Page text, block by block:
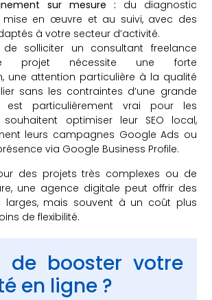
sur mesure : du diagnostic
en œuvre et au suivi, avec des
à votre secteur d’activité.
solliciter un consultant freelance
projet nécessite une forte
une attention particulière à la qualité
sans les contraintes d’une grande
est particulièrement vrai pour les
optimiser leur SEO local,
leurs campagnes Google Ads ou
via Google Business Profile.
des projets très complexes ou de
une agence digitale peut offrir des
larges, mais souvent à un coût plus
de flexibilité.
de booster votre
en ligne ?